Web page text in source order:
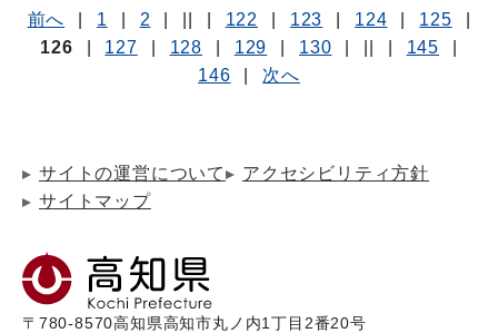
前へ 1 2 122 123 124 125
126
127 128 129 130 145
146
次へ
サイトの運営について
アクセシビリティ方針
サイトマップ
〒780-8570高知県高知市丸ノ内1丁目2番20号